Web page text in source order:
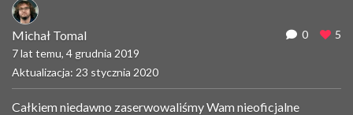
Michał Tomal
7 lat temu, 4 grudnia 2019
Aktualizacja: 23 stycznia 2020
0 5
Całkiem niedawno zaserwowaliśmy Wam nieoficjalne